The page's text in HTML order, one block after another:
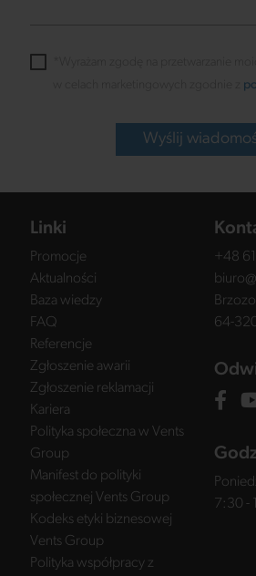
Wyślij
Linki
Promocje
Aktualności
Baza wiedzy
FAQ
Referencje
Zgłoszenie awarii
Zgłoszenie reklamacji
Kariera
Polityka społeczna w Vents
Group
Manifest do polityki
społecznej Vents Group
Kodeks etyki biznesowej
Vents Group
Polityka współpracy z
+48
64-
7:30 -